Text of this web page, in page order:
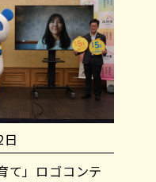
て」ロゴコンテ